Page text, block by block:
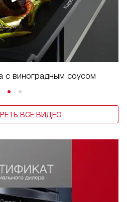
с виноградным соусом
ВСЕ ВИДЕО